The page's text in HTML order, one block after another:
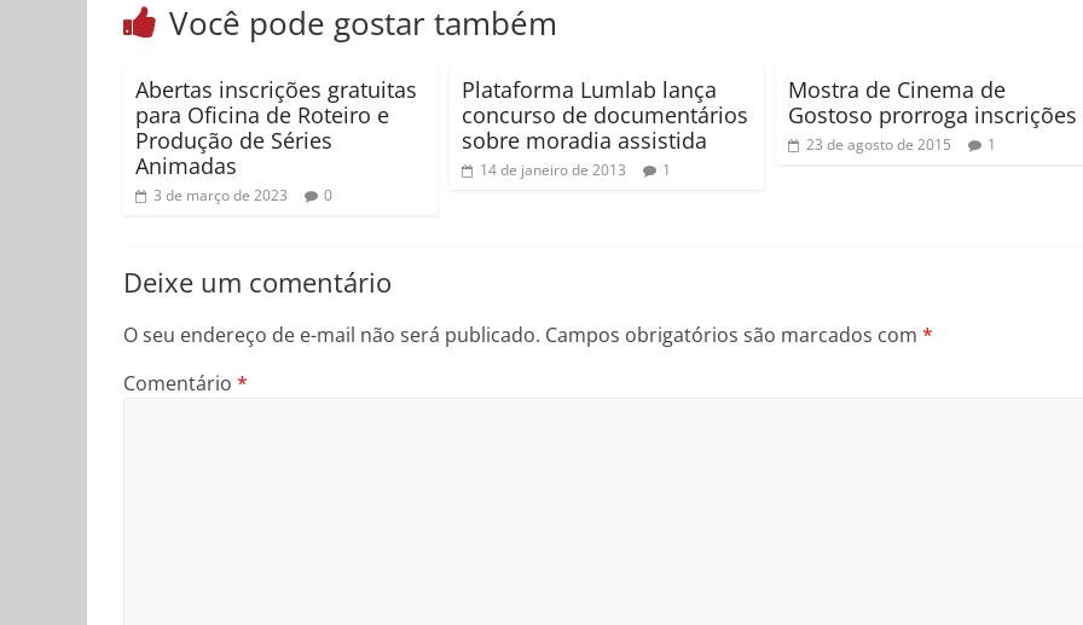
Você pode gostar também
Abertas inscrições gratuitas
para Oficina de Roteiro e
Produção de Séries
Animadas
3 de março de 2023 0
Plataforma Lumlab lança
concurso de documentários
sobre moradia assistida
14 de janeiro de 2013 1
Mostra de Cinema de
Gostoso prorroga inscrições
23 de agosto de 2015 1
Deixe um comentário
O seu endereço de e-mail não será publicado. Campos obrigatórios são marcados com *
Comentário *